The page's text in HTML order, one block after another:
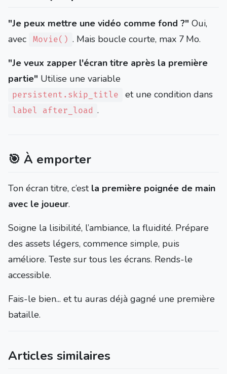
"Je peux mettre une vidéo comme fond ?" Oui,
avec
Movie() . Mais boucle courte, max 7 Mo.
"Je veux zapper l'écran titre après la première
partie" Utilise une variable
persistent.skip_title et une condition dans
label after_load .
🎯 À emporter
Ton écran titre, c’est la première poignée de main
avec le joueur.
Soigne la lisibilité, l’ambiance, la fluidité. Prépare
des assets légers, commence simple, puis
améliore. Teste sur tous les écrans. Rends-le
accessible.
Fais-le bien... et tu auras déjà gagné une première
bataille.
Articles similaires